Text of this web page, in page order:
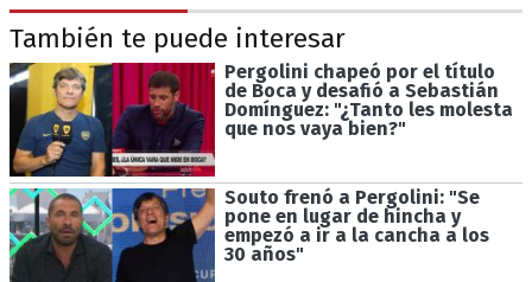
También te puede interesar
Pergolini chapeó por el título
de Boca y desafió a Sebastián
Domínguez: "¿Tanto les molesta
que nos vaya bien?"
Souto frenó a Pergolini: "Se
pone en lugar de hincha y
empezó a ir a la cancha a los
30 años"